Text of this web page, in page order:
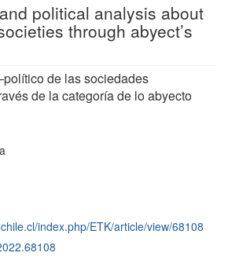
political analysis about
through abyect’s
de las sociedades
de la categoría de lo abyecto
index.php/ETK/article/view/68108